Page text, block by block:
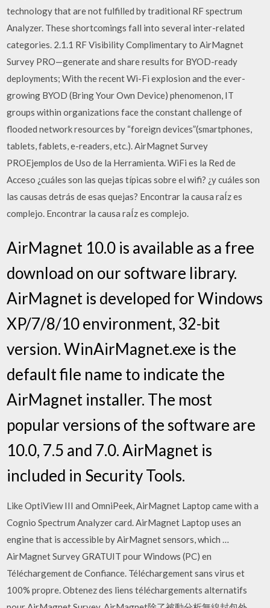
technology that are not fulfilled by traditional RF spectrum
Analyzer. These shortcomings fall into several inter-related
categories. 2.1.1 RF Visibility Complimentary to AirMagnet
Survey PRO—generate and share results for BYOD-ready
deployments; With the recent Wi-Fi explosion and the ever-
growing BYOD (Bring Your Own Device) phenomenon, IT
groups within organizations face the constant challenge of
flooded network resources by “foreign devices”(smartphones,
tablets, fablets, e-readers, etc.). AirMagnet Survey
PROEjemplos de Uso de la Herramienta. WiFi es la Red de
Acceso ¿cuáles son las quejas típicas sobre el wifi? ¿y cuáles son
las causas detrás de esas quejas? Encontrar la causa raÍz es
complejo. Encontrar la causa raÍz es complejo.
AirMagnet 10.0 is available as a free
download on our software library.
AirMagnet is developed for Windows
XP/7/8/10 environment, 32-bit
version. WinAirMagnet.exe is the
default file name to indicate the
AirMagnet installer. The most
popular versions of the software are
10.0, 7.5 and 7.0. AirMagnet is
included in Security Tools.
Like OptiView III and OmniPeek, AirMagnet Laptop came with a
Cognio Spectrum Analyzer card. AirMagnet Laptop uses an
engine that is accessible by AirMagnet sensors, which …
AirMagnet Survey GRATUIT pour Windows (PC) en
Téléchargement de Confiance. Téléchargement sans virus et
100% propre. Obtenez des liens téléchargements alternatifs